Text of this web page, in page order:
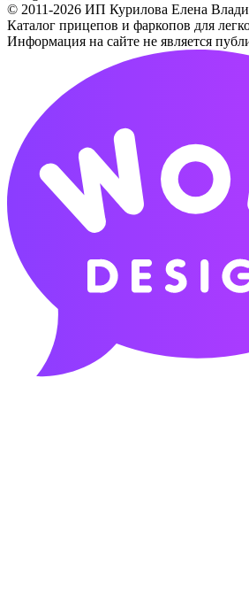
© 2011-2026 ИП Курилова Елена
Каталог прицепов и фаркопов для
Информация на сайте не является